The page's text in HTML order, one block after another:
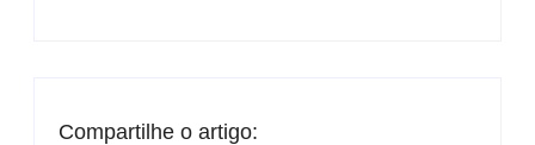
Compartilhe o artigo: